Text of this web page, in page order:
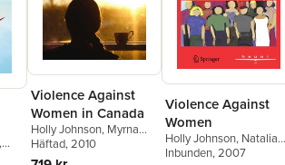
,
Violence Against
Women in Canada
Holly Johnson, Myrna
Dawson
Häftad, 2010
Violence Against
Women
Holly Johnson, Natalia
Ollus,Sami Nevala
Inbunden, 2007